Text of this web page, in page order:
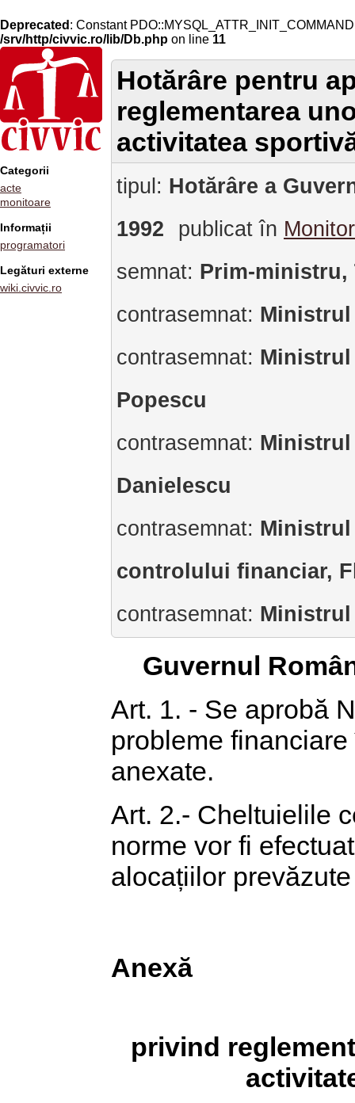
Deprecated : Constant
/srv/http/civvic.ro/lib/Db.php on line 11
Categorii
acte
monitoare
Informații
programatori
Legături externe
wiki.civvic.ro
Hotărâre pentru
reglementarea
activitatea
tipul: Hotărâre a
1992
publicat în
semnat: Prim-ministru,
contrasemnat:
contrasemnat:
Popescu
contrasemnat:
Danielescu
contrasemnat:
controlului financiar,
contrasemnat:
Guvernul
Art. 1. - Se aprobă
probleme
anexate.
Art. 2.- Cheltuielile
norme vor fi
alocațiilor
Anexă
privind